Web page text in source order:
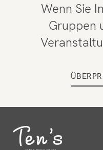
Wenn Sie
Gruppen